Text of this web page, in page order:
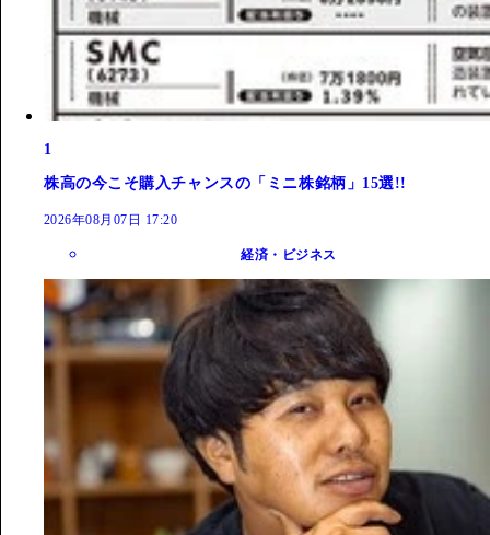
1
株高の今こそ購入チャンスの「ミニ株銘柄」15選!!
2026年08月07日 17:20
経済・ビジネス